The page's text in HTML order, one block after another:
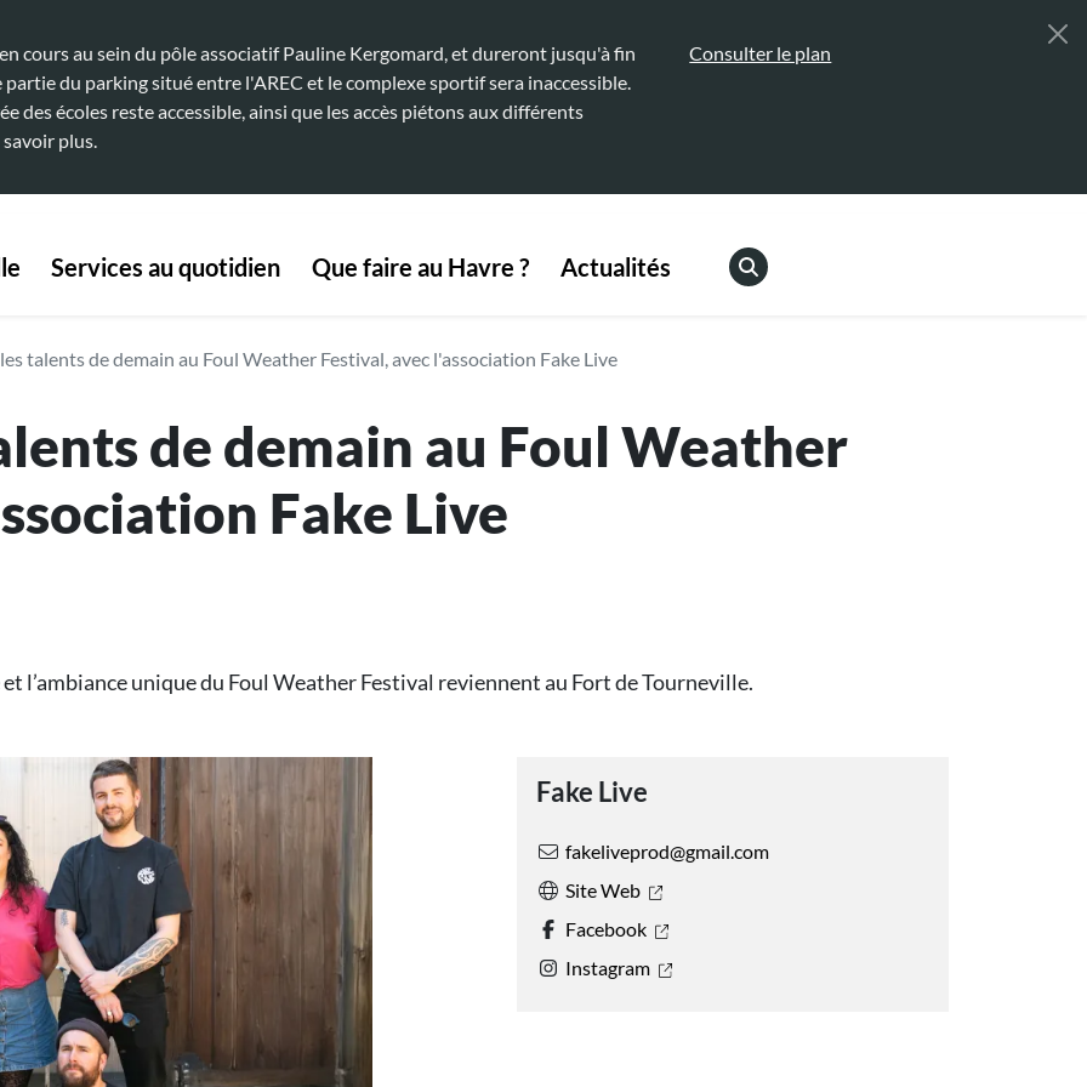
cours au sein du pôle associatif Pauline Kergomard, et dureront jusqu'à fin
du parking situé entre l'AREC et le complexe sportif sera inaccessible.
des écoles reste accessible, ainsi que les accès piétons aux différents
plus.
Consulter le plan
navigation
Services au quotidien Que faire au Havre ? Actualités
talents de demain au Foul Weather Festival, avec l'association Fake Live
de demain au Foul Weather
Fake Live
l’ambiance unique du Foul Weather Festival reviennent au Fort de Tourneville.
Fake Live
fakeliveprod@gmail.com
Site Web
Facebook
Instagram